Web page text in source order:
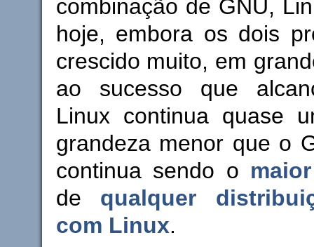
combinação de GNU,
hoje, embora os dois
crescido muito, em
ao sucesso que
Linux continua quase
grandeza menor que o
continua sendo o
de qualquer
com Linux.